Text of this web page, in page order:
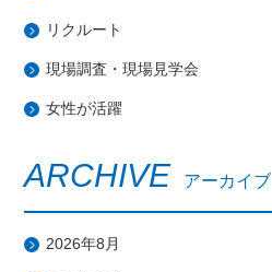
リクルート
現場調査・現場見学会
女性が活躍
ARCHIVE アーカイブ
2026年8月